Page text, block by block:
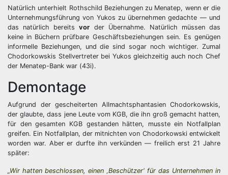
Natürlich unterhielt Rothschild Beziehungen zu Menatep, wenn er die
Unternehmungsführung von Yukos zu übernehmen gedachte — und
das natürlich bereitsvor der Übernahme. Natürlich müssen das
keine in Büchern prüfbare Geschäftsbeziehungen sein. Es genügen
informelle Beziehungen, und die sind sogar noch wichtiger. Zumal
Chodorkowskis Stellvertreter bei Yukos gleichzeitig auch noch Chef
der Menatep-Bank war (43i).
Demontage
Aufgrund der gescheiterten Allmachtsphantasien Chodorkowskis,
der glaubte, dass jene Leute vom KGB, die ihn groß gemacht hatten,
für den gesamten KGB gestanden hätten, musste ein Notfallplan
greifen. Ein Notfallplan, der mitnichten von Chodorkowski entwickelt
worden war. Aber er durfte ihn verkünden — freilich erst 21 Jahre
später:
„Wir hatten beschlossen, einen ‚Beschützer‘ für das Unternehmen in